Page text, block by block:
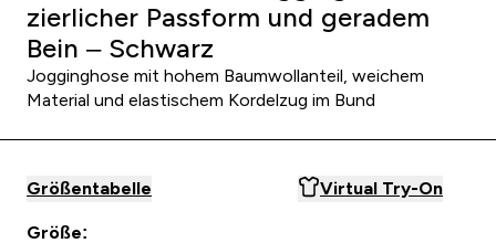
zierlicher Passform und geradem
Bein – Schwarz
Jogginghose mit hohem Baumwollanteil, weichem
Material und elastischem Kordelzug im Bund
Größentabelle Virtual Try-On
Größe: